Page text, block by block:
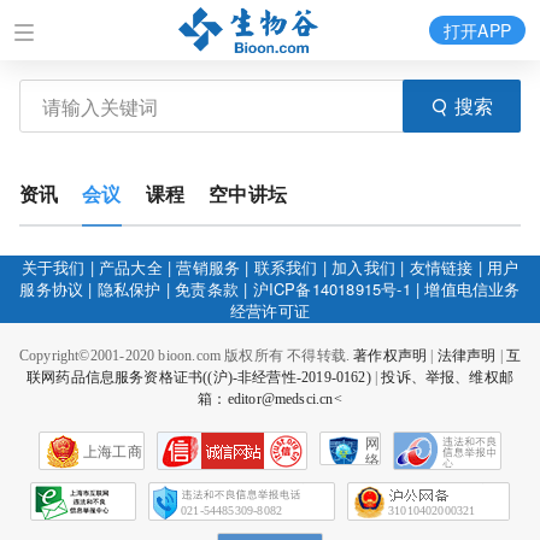
搜索
打开APP
资讯 会议 课程 空中讲坛
关于我们 | 产品大全|营销服务 | 联系我们 | 加入我们 | 友情链接 | 用户
服务协议 | 隐私保护 |免责条款 | 沪ICP备14018915号-1 |增值电信业务
经营许可证
Copyright©2001-2020 bioon.com 版权所有 不得转载.著作权声明 法律声明
互
联网药品信息服务资格证书((沪)-非经营性-2019-0162)|投诉、举报、维权邮
箱：editor@medsci.cn<
上海工商
网
络
会
征
021-54485309-8082 31010402000321